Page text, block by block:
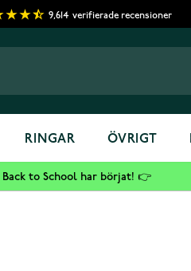
9,614 verifierade recensioner
RINGAR ÖVRIGT
Back to School har börjat! 👉